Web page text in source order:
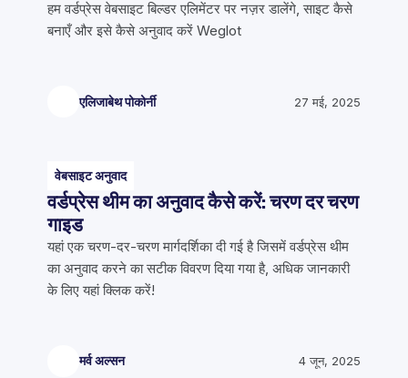
हम वर्डप्रेस वेबसाइट बिल्डर एलिमेंटर पर नज़र डालेंगे, साइट कैसे
बनाएँ और इसे कैसे अनुवाद करें Weglot
एलिजाबेथ पोकोर्नी 27 मई, 2025
वेबसाइट अनुवाद
वर्डप्रेस थीम का अनुवाद कैसे करें: चरण दर चरण
गाइड
यहां एक चरण-दर-चरण मार्गदर्शिका दी गई है जिसमें वर्डप्रेस थीम
का अनुवाद करने का सटीक विवरण दिया गया है, अधिक जानकारी
के लिए यहां क्लिक करें!
मर्व अल्सन 4 जून, 2025